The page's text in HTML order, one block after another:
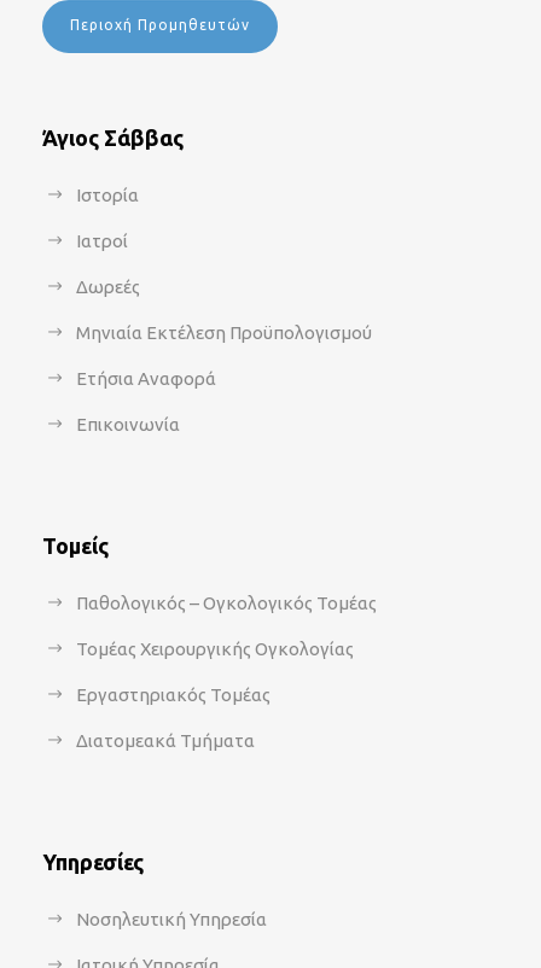
Περιοχή Προμηθευτών
Άγιος Σάββας
Ιστορία
Ιατροί
Δωρεές
Μηνιαία Εκτέλεση Προϋπολογισμού
Ετήσια Αναφορά
Επικοινωνία
Τομείς
Παθολογικός – Ογκολογικός Τομέας
Τομέας Χειρουργικής Ογκολογίας
Εργαστηριακός Τομέας
Διατομεακά Τμήματα
Υπηρεσίες
Νοσηλευτική Υπηρεσία